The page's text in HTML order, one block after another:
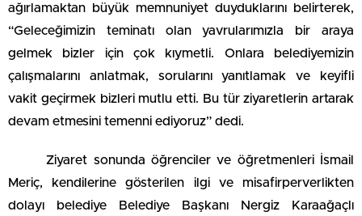
ağırlamaktan büyük memnuniyet duyduklarını belirterek,
“Geleceğimizin teminatı olan yavrularımızla bir araya
gelmek bizler için çok kıymetli. Onlara belediyemizin
çalışmalarını anlatmak, sorularını yanıtlamak ve keyifli
vakit geçirmek bizleri mutlu etti. Bu tür ziyaretlerin artarak
devam etmesini temenni ediyoruz” dedi.
Ziyaret sonunda öğrenciler ve öğretmenleri İsmail
Meriç, kendilerine gösterilen ilgi ve misafirperverlikten
dolayı belediye Belediye Başkanı Nergiz Karaağaçlı